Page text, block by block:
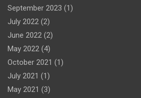
September 2023 (1)
July 2022 (2)
June 2022 (2)
May 2022 (4)
October 2021 (1)
July 2021 (1)
May 2021 (3)